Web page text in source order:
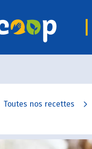
Toutes nos recettes